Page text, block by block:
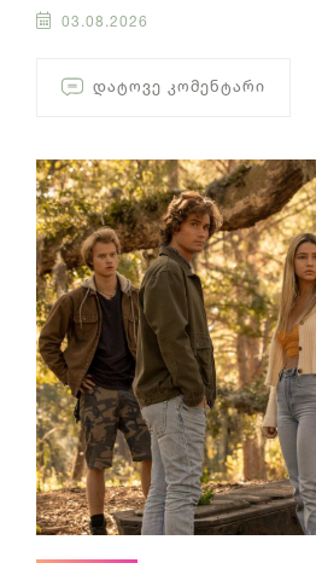
03.08.2026
ᲓᲐᲢᲝᲕᲔ ᲙᲝᲛᲔᲜᲢᲐᲠᲘ